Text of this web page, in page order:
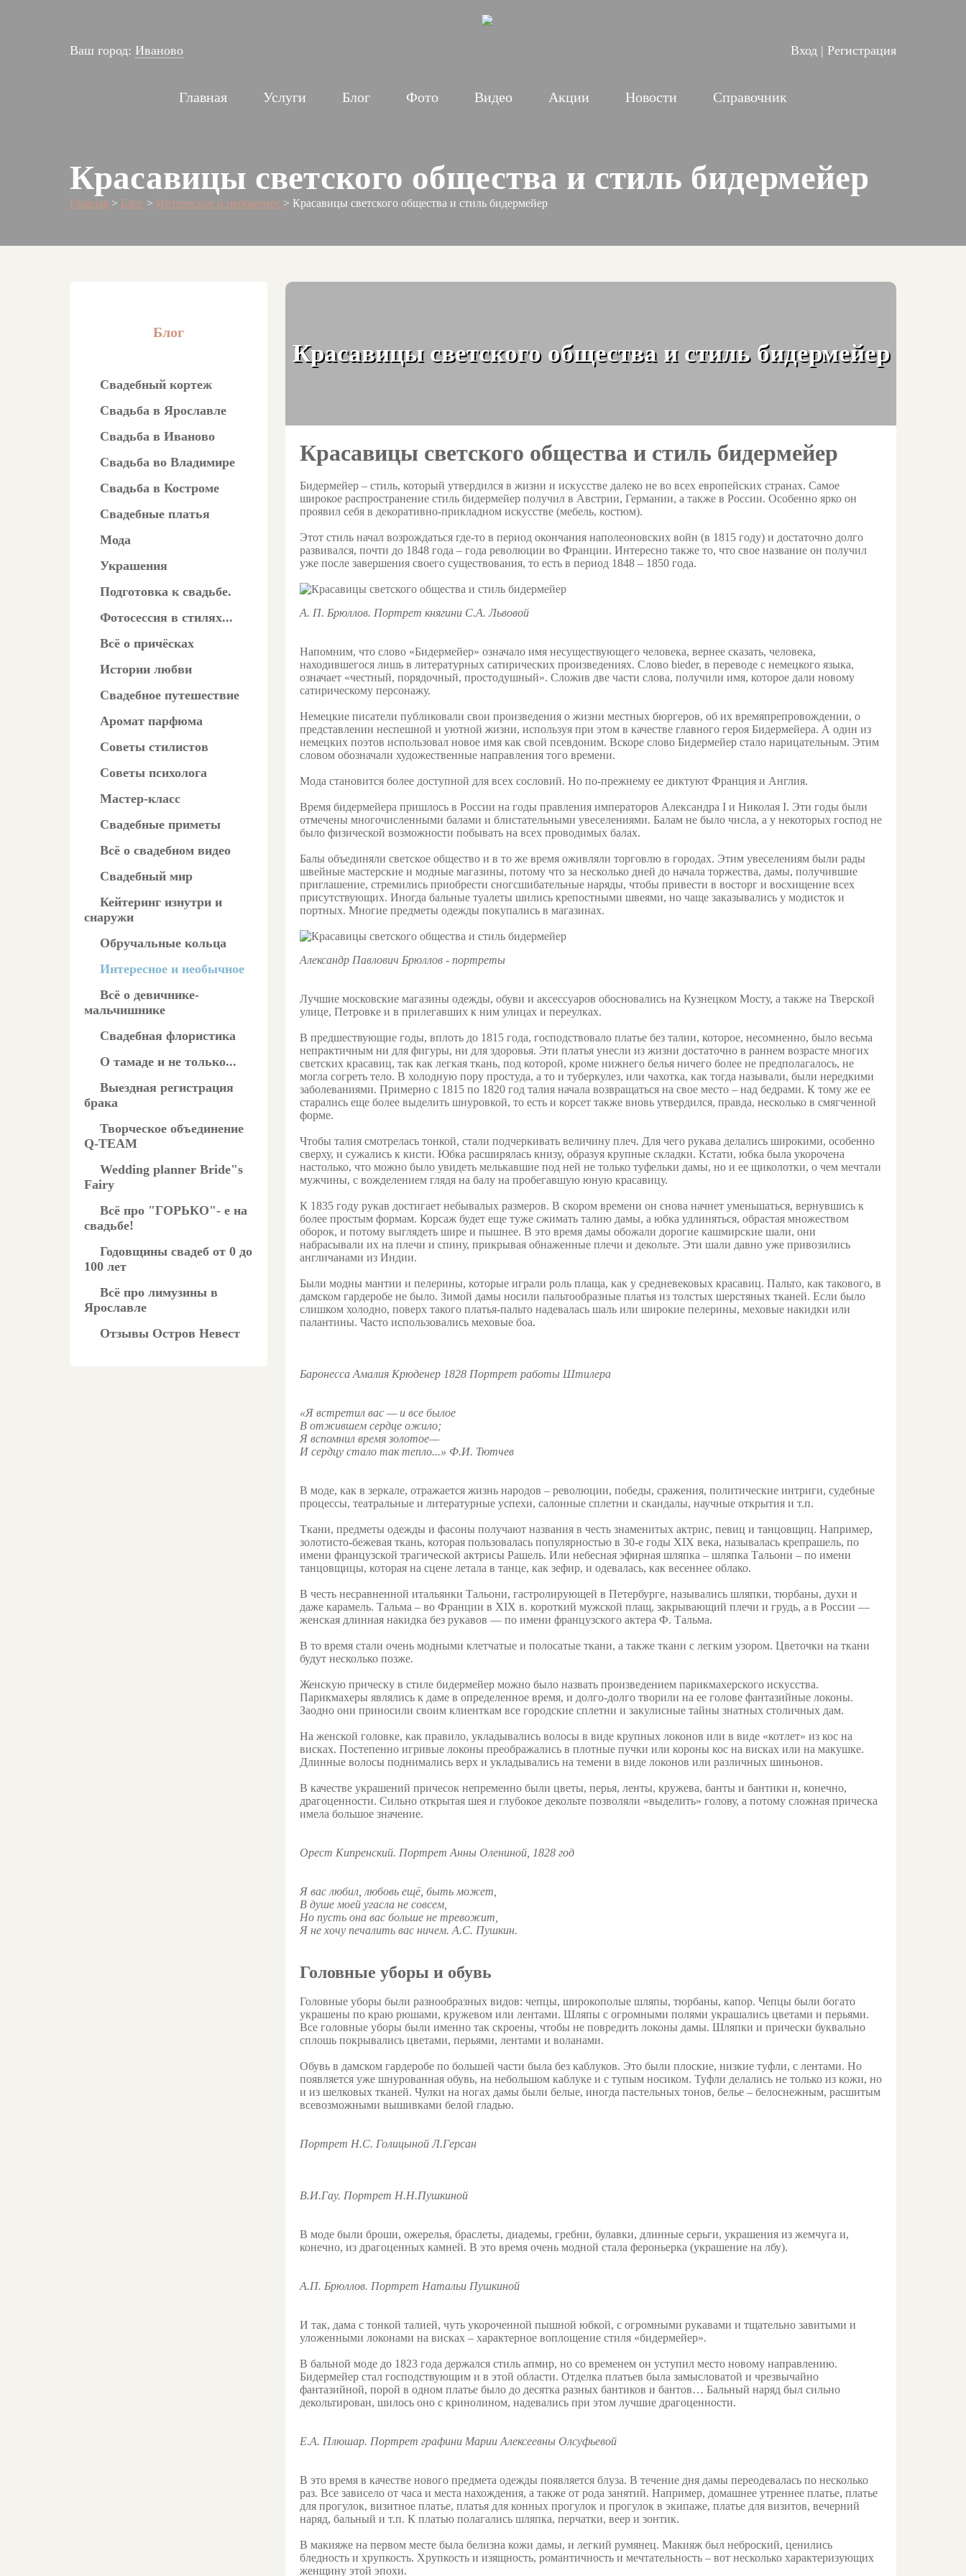
Ваш город: Иваново Вход | Регистрация
Главная Услуги Блог Фото Видео Акции Новости Справочник
Красавицы светского общества и стиль бидермейер
Главная > Блог > Интересное и необычное > Красавицы светского общества и стиль бидермейер
Блог
Свадебный кортеж
Свадьба в Ярославле
Свадьба в Иваново
Свадьба во Владимире
Свадьба в Костроме
Свадебные платья
Мода
Украшения
Подготовка к свадьбе.
Фотосессия в стилях...
Всё о причёсках
Истории любви
Свадебное путешествие
Аромат парфюма
Советы стилистов
Советы психолога
Мастер-класс
Свадебные приметы
Всё о свадебном видео
Свадебный мир
Кейтеринг изнутри и
снаружи
Обручальные кольца
Интересное и необычное
Всё о девичнике-
мальчишнике
Свадебная флористика
О тамаде и не только...
Выездная регистрация
брака
Творческое объединение
Q-TEAM
Wedding planner Bride"s
Fairy
Всё про "ГОРЬКО"- е на
свадьбе!
Годовщины свадеб от 0 до
100 лет
Всё про лимузины в
Ярославле
Отзывы Остров Невест
Красавицы светского общества и стиль бидермейер
Красавицы светского общества и стиль бидермейер
Бидермейер – стиль, который утвердился в жизни и искусстве далеко не во всех европейских странах. Самое
широкое распространение стиль бидермейер получил в Австрии, Германии, а также в России. Особенно ярко он
проявил себя в декоративно-прикладном искусстве (мебель, костюм).
Этот стиль начал возрождаться где-то в период окончания наполеоновских войн (в 1815 году) и достаточно долго
развивался, почти до 1848 года – года революции во Франции. Интересно также то, что свое название он получил
уже после завершения своего существования, то есть в период 1848 – 1850 года.
А. П. Брюллов. Портрет княгини С.А. Львовой
Напомним, что слово «Бидермейер» означало имя несуществующего человека, вернее сказать, человека,
находившегося лишь в литературных сатирических произведениях. Слово bieder, в переводе с немецкого языка,
означает «честный, порядочный, простодушный». Сложив две части слова, получили имя, которое дали новому
сатирическому персонажу.
Немецкие писатели публиковали свои произведения о жизни местных бюргеров, об их времяпрепровождении, о
представлении неспешной и уютной жизни, используя при этом в качестве главного героя Бидермейера. А один из
немецких поэтов использовал новое имя как свой псевдоним. Вскоре слово Бидермейер стало нарицательным. Этим
словом обозначали художественные направления того времени.
Мода становится более доступной для всех сословий. Но по-прежнему ее диктуют Франция и Англия.
Время бидермейера пришлось в России на годы правления императоров Александра I и Николая I. Эти годы были
отмечены многочисленными балами и блистательными увеселениями. Балам не было числа, а у некоторых господ не
было физической возможности побывать на всех проводимых балах.
Балы объединяли светское общество и в то же время оживляли торговлю в городах. Этим увеселениям были рады
швейные мастерские и модные магазины, потому что за несколько дней до начала торжества, дамы, получившие
приглашение, стремились приобрести сногсшибательные наряды, чтобы привести в восторг и восхищение всех
присутствующих. Иногда бальные туалеты шились крепостными швеями, но чаще заказывались у модисток и
портных. Многие предметы одежды покупались в магазинах.
Александр Павлович Брюллов - портреты
Лучшие московские магазины одежды, обуви и аксессуаров обосновались на Кузнецком Мосту, а также на Тверской
улице, Петровке и в прилегавших к ним улицах и переулках.
В предшествующие годы, вплоть до 1815 года, господствовало платье без талии, которое, несомненно, было весьма
непрактичным ни для фигуры, ни для здоровья. Эти платья унесли из жизни достаточно в раннем возрасте многих
светских красавиц, так как легкая ткань, под которой, кроме нижнего белья ничего более не предполагалось, не
могла согреть тело. В холодную пору простуда, а то и туберкулез, или чахотка, как тогда называли, были нередкими
заболеваниями. Примерно с 1815 по 1820 год талия начала возвращаться на свое место – над бедрами. К тому же ее
старались еще более выделить шнуровкой, то есть и корсет также вновь утвердился, правда, несколько в смягченной
форме.
Чтобы талия смотрелась тонкой, стали подчеркивать величину плеч. Для чего рукава делались широкими, особенно
сверху, и сужались к кисти. Юбка расширялась книзу, образуя крупные складки. Кстати, юбка была укорочена
настолько, что можно было увидеть мелькавшие под ней не только туфельки дамы, но и ее щиколотки, о чем мечтали
мужчины, с вожделением глядя на балу на пробегавшую юную красавицу.
К 1835 году рукав достигает небывалых размеров. В скором времени он снова начнет уменьшаться, вернувшись к
более простым формам. Корсаж будет еще туже сжимать талию дамы, а юбка удлиняться, обрастая множеством
оборок, и потому выглядеть шире и пышнее. В это время дамы обожали дорогие кашмирские шали, они
набрасывали их на плечи и спину, прикрывая обнаженные плечи и декольте. Эти шали давно уже привозились
англичанами из Индии.
Были модны мантии и пелерины, которые играли роль плаща, как у средневековых красавиц. Пальто, как такового, в
дамском гардеробе не было. Зимой дамы носили пальтообразные платья из толстых шерстяных тканей. Если было
слишком холодно, поверх такого платья-пальто надевалась шаль или широкие пелерины, меховые накидки или
палантины. Часто использовались меховые боа.
Баронесса Амалия Крюденер 1828 Портрет работы Штилера
«Я встретил вас — и все былое
В отжившем сердце ожило;
Я вспомнил время золотое—
И сердцу стало так тепло...» Ф.И. Тютчев
В моде, как в зеркале, отражается жизнь народов – революции, победы, сражения, политические интриги, судебные
процессы, театральные и литературные успехи, салонные сплетни и скандалы, научные открытия и т.п.
Ткани, предметы одежды и фасоны получают названия в честь знаменитых актрис, певиц и танцовщиц. Например,
золотисто-бежевая ткань, которая пользовалась популярностью в 30-е годы XIX века, называлась крепрашель, по
имени французской трагической актрисы Рашель. Или небесная эфирная шляпка – шляпка Тальони – по имени
танцовщицы, которая на сцене летала в танце, как зефир, и одевалась, как весеннее облако.
В честь несравненной итальянки Тальони, гастролирующей в Петербурге, назывались шляпки, тюрбаны, духи и
даже карамель. Тальма – во Франции в XIX в. короткий мужской плащ, закрывающий плечи и грудь, а в России —
женская длинная накидка без рукавов — по имени французского актера Ф. Тальма.
В то время стали очень модными клетчатые и полосатые ткани, а также ткани с легким узором. Цветочки на ткани
будут несколько позже.
Женскую прическу в стиле бидермейер можно было назвать произведением парикмахерского искусства.
Парикмахеры являлись к даме в определенное время, и долго-долго творили на ее голове фантазийные локоны.
Заодно они приносили своим клиенткам все городские сплетни и закулисные тайны знатных столичных дам.
На женской головке, как правило, укладывались волосы в виде крупных локонов или в виде «котлет» из кос на
висках. Постепенно игривые локоны преображались в плотные пучки или короны кос на висках или на макушке.
Длинные волосы поднимались верх и укладывались на темени в виде локонов или различных шиньонов.
В качестве украшений причесок непременно были цветы, перья, ленты, кружева, банты и бантики и, конечно,
драгоценности. Сильно открытая шея и глубокое декольте позволяли «выделить» голову, а потому сложная прическа
имела большое значение.
Орест Кипренский. Портрет Анны Олениной, 1828 год
Я вас любил, любовь ещё, быть может,
В душе моей угасла не совсем,
Но пусть она вас больше не тревожит,
Я не хочу печалить вас ничем. А.С. Пушкин.
Головные уборы и обувь
Головные уборы были разнообразных видов: чепцы, широкополые шляпы, тюрбаны, капор. Чепцы были богато
украшены по краю рюшами, кружевом или лентами. Шляпы с огромными полями украшались цветами и перьями.
Все головные уборы были именно так скроены, чтобы не повредить локоны дамы. Шляпки и прически буквально
сплошь покрывались цветами, перьями, лентами и воланами.
Обувь в дамском гардеробе по большей части была без каблуков. Это были плоские, низкие туфли, с лентами. Но
появляется уже шнурованная обувь, на небольшом каблуке и с тупым носиком. Туфли делались не только из кожи, но
и из шелковых тканей. Чулки на ногах дамы были белые, иногда пастельных тонов, белье – белоснежным, расшитым
всевозможными вышивками белой гладью.
Портрет Н.С. Голицыной Л.Герсан
В.И.Гау. Портрет Н.Н.Пушкиной
В моде были броши, ожерелья, браслеты, диадемы, гребни, булавки, длинные серьги, украшения из жемчуга и,
конечно, из драгоценных камней. В это время очень модной стала фероньерка (украшение на лбу).
А.П. Брюллов. Портрет Натальи Пушкиной
И так, дама с тонкой талией, чуть укороченной пышной юбкой, с огромными рукавами и тщательно завитыми и
уложенными локонами на висках – характерное воплощение стиля «бидермейер».
В бальной моде до 1823 года держался стиль апмир, но со временем он уступил место новому направлению.
Бидермейер стал господствующим и в этой области. Отделка платьев была замысловатой и чрезвычайно
фантазийной, порой в одном платье было до десятка разных бантиков и бантов… Бальный наряд был сильно
декольтирован, шилось оно с кринолином, надевались при этом лучшие драгоценности.
Е.А. Плюшар. Портрет графини Марии Алексеевны Олсуфьевой
В это время в качестве нового предмета одежды появляется блуза. В течение дня дамы переодевалась по несколько
раз. Все зависело от часа и места нахождения, а также от рода занятий. Например, домашнее утреннее платье, платье
для прогулок, визитное платье, платья для конных прогулок и прогулок в экипаже, платье для визитов, вечерний
наряд, бальный и т.п. К платью полагались шляпка, перчатки, веер и зонтик.
В макияже на первом месте была белизна кожи дамы, и легкий румянец. Макияж был неброский, ценились
бледность и хрупкость. Хрупкость и изящность, романтичность и мечтательность – вот несколько характеризующих
женщину этой эпохи.